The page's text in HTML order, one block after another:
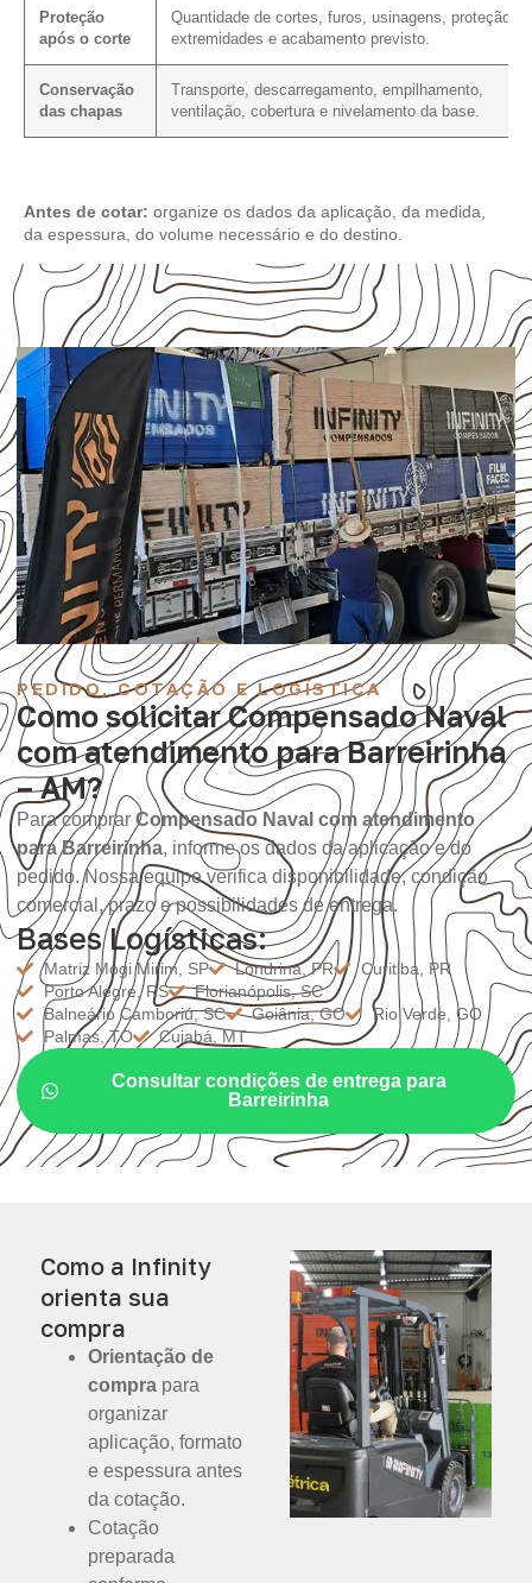
Proteção
após o corte
Quantidade de cortes, furos, usinagens, proteção
extremidades e acabamento previsto.
Conservação
das chapas
Transporte, descarregamento, empilhamento,
ventilação, cobertura e nivelamento da base.
Antes de cotar: organize os dados da aplicação, da medida,
da espessura, do volume necessário e do destino.
PEDIDO, COTAÇÃO E LOGÍSTICA
Como solicitar Compensado Naval
com atendimento para Barreirinha
– AM?
Para comprar Compensado Naval com atendimento
para Barreirinha, informe os dados da aplicação e do
pedido. Nossa equipe verifica disponibilidade, condição
comercial, prazo e possibilidades de entrega.
Bases Logísticas:
Matriz Mogi Mirim, SP Londrina, PR
Curitiba, PR
Porto Alegre, RS
Florianópolis, SC
Balneário Camboriú, SC
Goiânia, GO
Rio Verde, GO
Palmas, TO
Cuiabá, MT
Consultar condições de entrega para
Barreirinha
Como a Infinity
orienta sua
compra
Orientação de
compra para
organizar
aplicação, formato
e espessura antes
da cotação.
Cotação
preparada